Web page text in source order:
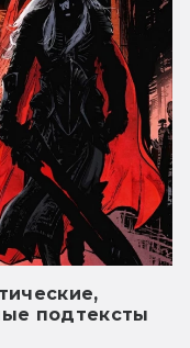
подтексты